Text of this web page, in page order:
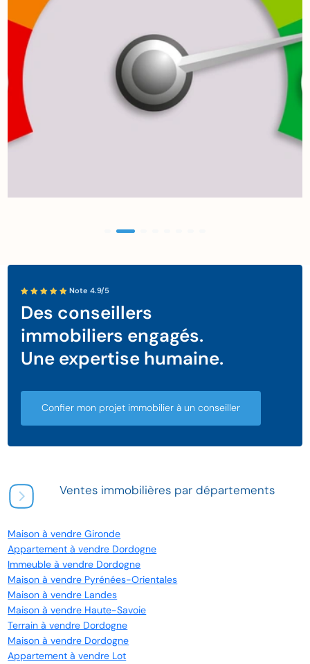
Note 4.9/5
Des conseillers
immobiliers engagés.
Une expertise humaine.
Confier mon projet immobilier à un conseiller
Ventes immobilières par départements
Maison à vendre Gironde
Appartement à vendre Dordogne
Immeuble à vendre Dordogne
Maison à vendre Pyrénées-Orientales
Maison à vendre Landes
Maison à vendre Haute-Savoie
Terrain à vendre Dordogne
Maison à vendre Dordogne
Appartement à vendre Lot